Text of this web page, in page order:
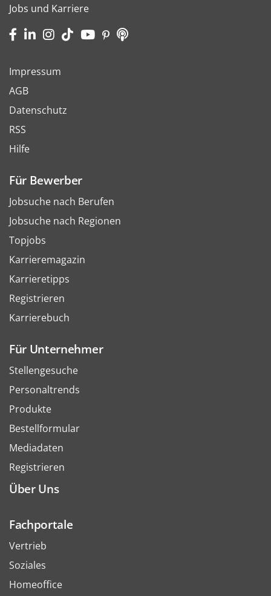
Jobs und Karriere
Impressum
AGB
Datenschutz
RSS
Hilfe
Für Bewerber
Jobsuche nach Berufen
Jobsuche nach Regionen
Topjobs
Karrieremagazin
Karrieretipps
Registrieren
Karrierebuch
Für Unternehmer
Stellengesuche
Personaltrends
Produkte
Bestellformular
Mediadaten
Registrieren
Über Uns
Fachportale
Vertrieb
Soziales
Homeoffice